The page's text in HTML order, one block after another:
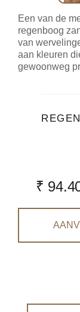
Een van de
regenboog
van
aan kleuren
gewoonweg
₹